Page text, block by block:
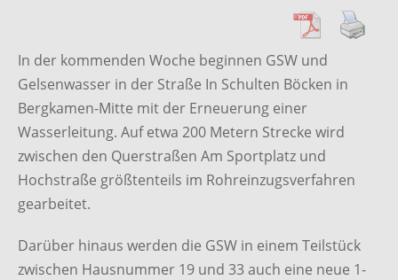
In der kommenden Woche beginnen GSW und
Gelsenwasser in der Straße In Schulten Böcken in
Bergkamen-Mitte mit der Erneuerung einer
Wasserleitung. Auf etwa 200 Metern Strecke wird
zwischen den Querstraßen Am Sportplatz und
Hochstraße größtenteils im Rohreinzugsverfahren
gearbeitet.
Darüber hinaus werden die GSW in einem Teilstück
zwischen Hausnummer 19 und 33 auch eine neue 1-